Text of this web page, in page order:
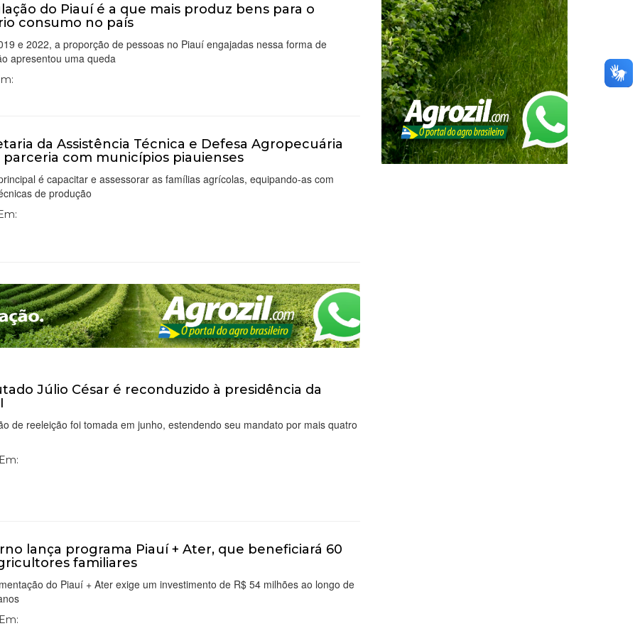
do Piauí é a que mais produz bens para o
consumo no país
e 2022, a proporção de pessoas no Piauí engajadas nessa forma de
apresentou uma queda
da Assistência Técnica e Defesa Agropecuária
parceria com municípios piauienses
é capacitar e assessorar as famílias agrícolas, equipando-as com
de produção
Júlio César é reconduzido à presidência da
de reeleição foi tomada em junho, estendendo seu mandato por mais quatro
lança programa Piauí + Ater, que beneficiará 60
familiares
do Piauí + Ater exige um investimento de R$ 54 milhões ao longo de